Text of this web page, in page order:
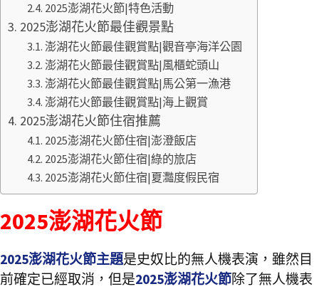
2025澎湖花火節|特色活動
2025澎湖花火節最佳觀景點
澎湖花火節最佳觀賞點|觀音亭海洋公園
澎湖花火節最佳觀賞點|風櫃蛇頭山
澎湖花火節最佳觀賞點|馬公第一漁港
澎湖花火節最佳觀賞點|海上觀賞
2025澎湖花火節住宿推薦
2025澎湖花火節住宿|澎澄飯店
2025澎湖花火節住宿|綠的旅店
2025澎湖花火節住宿|夏灩度假民宿
2025澎湖花火節
2025澎湖花火節主題是史奴比的無人機表演，雖然目
前確定已經取消，但是2025澎湖花火節除了無人機表